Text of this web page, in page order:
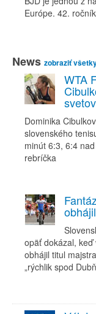
Európe. 42.
News zobraziť
WTA
Dominika
slovenského
minút 6:3, 6:4
rebríčka
opäť dokázal,
obhájil titul
„rýchlik spod